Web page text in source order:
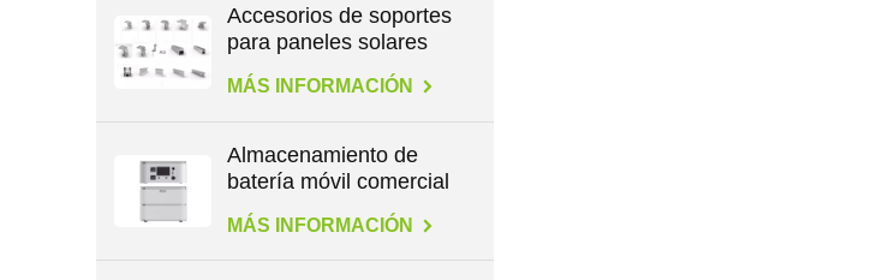
Accesorios de soportes
para paneles solares
para todo tipo de
techos
MÁS INFORMACIÓN
Almacenamiento de
batería móvil comercial
de gran capacidad de
2,3 kWh
MÁS INFORMACIÓN